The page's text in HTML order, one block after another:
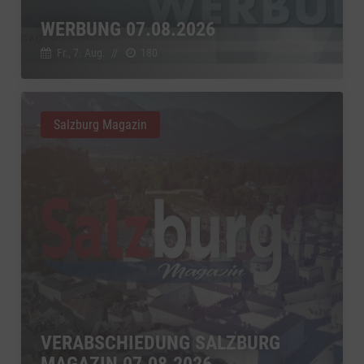
WERBUNG 07.08.2026
VERABSCHIEDUNG SALZBURG
Salzburg Magazin